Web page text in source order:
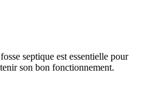
septique est essentielle pour
son bon fonctionnement.